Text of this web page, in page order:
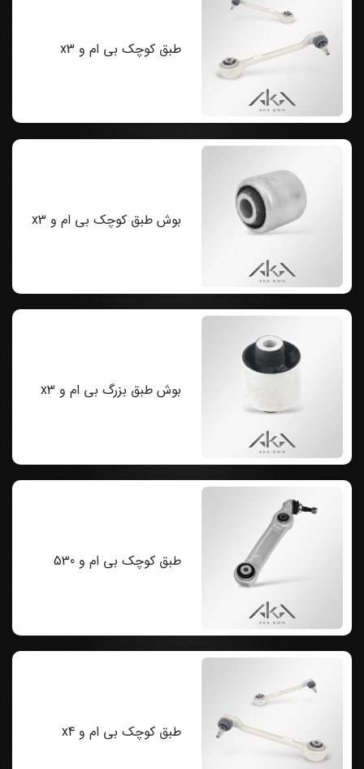
طبق کوچک بی ام و x3
بوش طبق کوچک بی ام و x3
بوش طبق بزرگ بی ام و x3
طبق کوچک بی ام و 530
طبق کوچک بی ام و x4